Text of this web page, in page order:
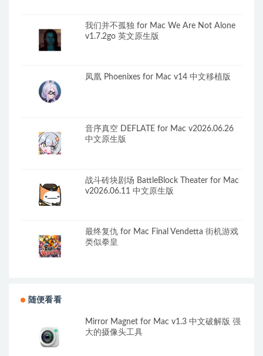
我们并不孤独 for Mac We Are Not Alone
v1.7.2go 英文原生版
凤凰 Phoenixes for Mac v14 中文移植版
音序真空 DEFLATE for Mac v2026.06.26
中文原生版
战斗砖块剧场 BattleBlock Theater for Mac
v2026.06.11 中文原生版
最终复仇 for Mac Final Vendetta 街机游戏
类似拳皇
随便看看
Mirror Magnet for Mac v1.3 中文破解版 强
大的摄像头工具